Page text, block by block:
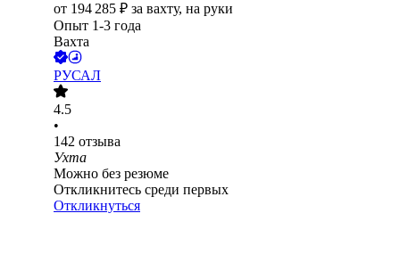
от 194 285 ₽ за вахту, на руки
Опыт 1-3 года
Вахта
РУСАЛ
4.5
•
142 отзыва
Ухта
Можно без резюме
Откликнитесь среди первых
Откликнуться